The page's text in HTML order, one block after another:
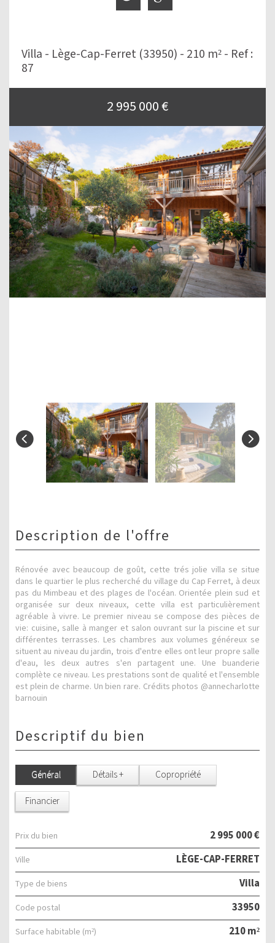
Villa - Lège-Cap-Ferret (33950) - 210 m² - Ref :
87
2 995 000€
description de l'offre
Rénovée avec beaucoup de goût, cette trés jolie villa se situe
dans le quartier le plus recherché du village du Cap Ferret, à deux
pas du Mimbeau et des plages de l'océan. Orientée plein sud et
organisée sur deux niveaux, cette villa est particulièrement
agréable à vivre. Le premier niveau se compose des pièces de
vie: cuisine, salle à manger et salon ouvrant sur la piscine et sur
différentes terrasses. Les chambres aux volumes généreux se
situent au niveau du jardin, trois d'entre elles ont leur propre salle
d'eau, les deux autres s'en partagent une. Une buanderie
complète ce niveau. Les prestations sont de qualité et l'ensemble
est plein de charme. Un bien rare. Crédits photos @annecharlotte
barnouin
descriptif du bien
Général Détails + Copropriété
Financier
Prix du bien 2 995 000 €
Ville LÈGE-CAP-FERRET
Type de biens Villa
Code postal 33950
Surface habitable (m²) 210 m²